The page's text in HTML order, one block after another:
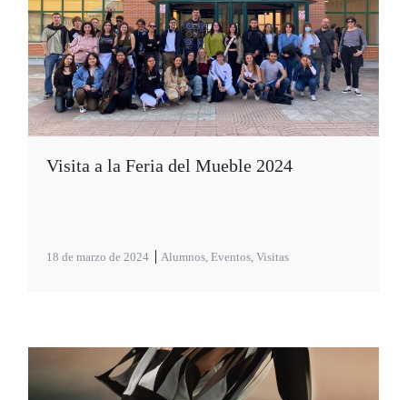
Visita a la Feria del Mueble 2024
18 de marzo de 2024 Alumnos, Eventos, Visitas